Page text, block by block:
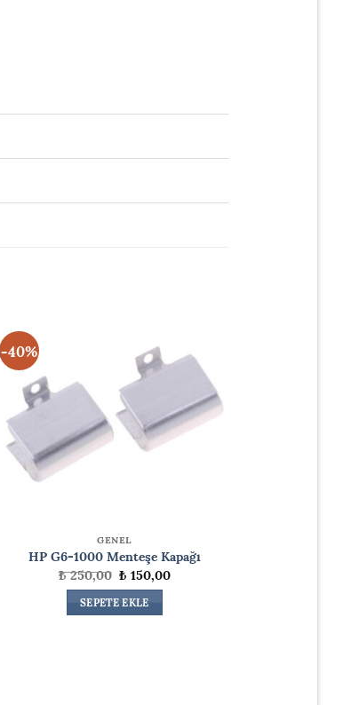
-40%
GENEL
HP G6-1000 Menteşe Kapağı
₺250,00Orijinal
fiyat:
₺ 250,00.
₺150,00Şu
andaki
SEPETE EKLE